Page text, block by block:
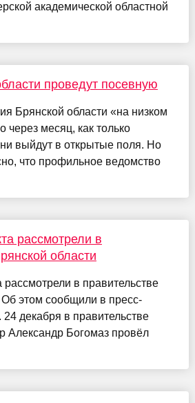
академической областной
проведут посевную
Брянской области «на низком
через месяц, как только
выйдут в открытые поля. Но
что профильное ведомство
рассмотрели в
области
рассмотрели в правительстве
Об этом сообщили в пресс-
декабря в правительстве
Александр Богомаз провёл